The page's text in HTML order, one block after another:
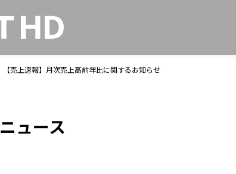
【売上速報】月次売上高前年比に関するお知らせ
ニュース